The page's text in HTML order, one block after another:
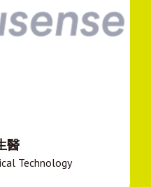
醫
Technology